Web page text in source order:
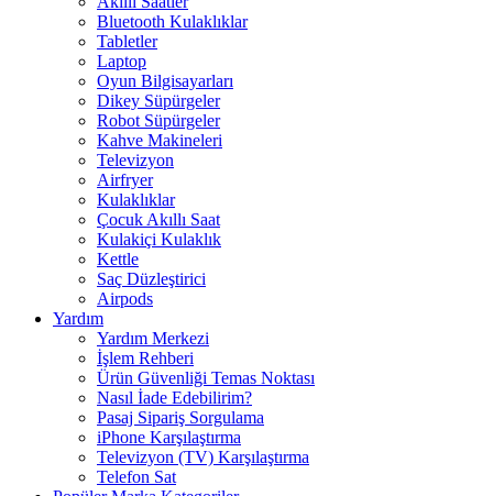
Bluetooth Kulaklıklar
Tabletler
Laptop
Oyun Bilgisayarları
Dikey Süpürgeler
Robot Süpürgeler
Kahve Makineleri
Televizyon
Airfryer
Kulaklıklar
Çocuk Akıllı Saat
Kulakiçi Kulaklık
Kettle
Saç Düzleştirici
Airpods
Yardım
Yardım Merkezi
İşlem Rehberi
Ürün Güvenliği Temas Noktası
Nasıl İade Edebilirim?
Pasaj Sipariş Sorgulama
iPhone Karşılaştırma
Televizyon (TV) Karşılaştırma
Telefon Sat